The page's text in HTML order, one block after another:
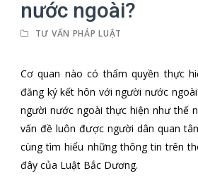
nước ngoài?
TƯ VẤN PHÁP LUẬT
Cơ quan nào có thẩm quyền thực
đăng ký kết hôn với người nước
người nước ngoài thực hiện như thế
vấn đề luôn được người dân quan
cùng tìm hiểu những thông tin trên
đây của Luật Bắc Dương.